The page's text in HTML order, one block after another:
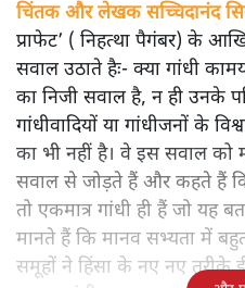
चिंतक और लेखक सच्चिदानंद
प्राफेट’ ( निहत्था पैगंबर) के
सवाल उठाते हैः- क्या गांधी
का निजी सवाल है, न ही उनके
गांधीवादियों या गांधीजनों के
का भी नहीं है। वे इस सवाल को
सवाल से जोड़ते हैं और कहते हैं
तो एकमात्र गांधी ही हैं जो यह
मानते हैं कि मानव सभ्यता में
समूहों ने हिंसा के नए नए तरीके